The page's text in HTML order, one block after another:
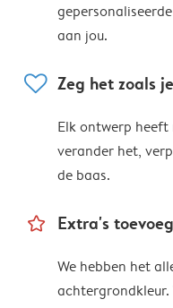
aan jou.
heart Zeg het zoals
Elk ontwerp
verander het,
de baas.
star_outline Extra's
We hebben het